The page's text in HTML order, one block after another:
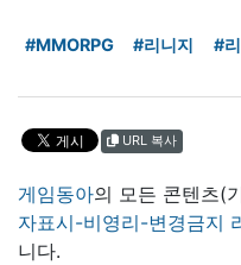
#MMORPG #리니지 #
URL 복사
게임동아의 모든 콘텐츠(
자표시-비영리-변경금지
니다.